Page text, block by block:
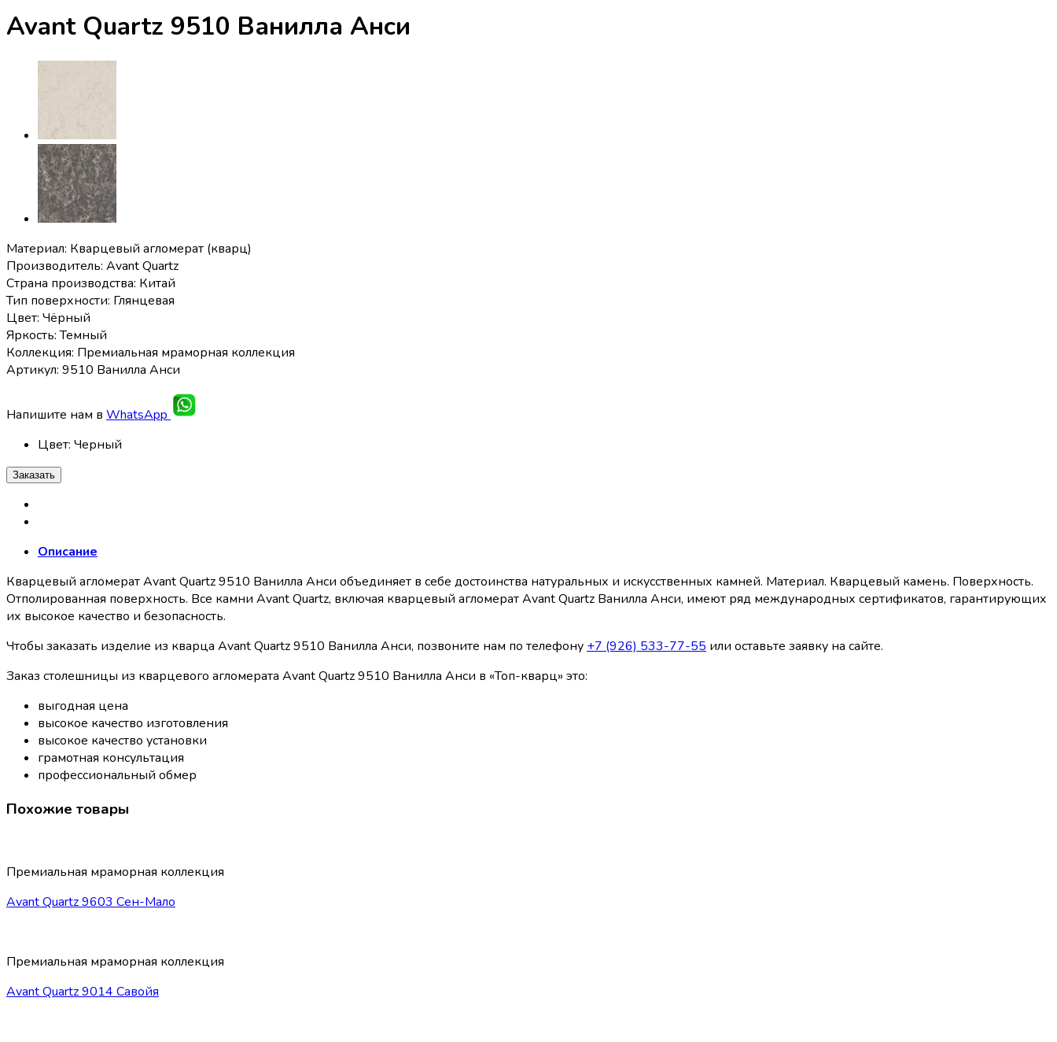
Avant Quartz 9510 Ванилла Анси
Материал: Кварцевый агломерат (кварц)
Производитель: Avant Quartz
Страна производства: Китай
Тип поверхности: Глянцевая
Цвет: Чёрный
Яркость: Темный
Коллекция: Премиальная мраморная коллекция
Артикул: 9510 Ванилла Анси
Напишите нам в WhatsApp
Цвет: Черный
Заказать
Описание
Кварцевый агломерат Avant Quartz 9510 Ванилла Анси объединяет в себе достоинства натуральных и искусственных камней. Материал. Кварцевый камень. Поверхность.
Отполированная поверхность. Все камни Avant Quartz, включая кварцевый агломерат Avant Quartz Ванилла Анси, имеют ряд международных сертификатов, гарантирующих
их высокое качество и безопасность.
Чтобы заказать изделие из кварца Avant Quartz 9510 Ванилла Анси, позвоните нам по телефону +7 (926) 533-77-55 или оставьте заявку на сайте.
Заказ столешницы из кварцевого агломерата Avant Quartz 9510 Ванилла Анси в «Топ-кварц» это:
выгодная цена
высокое качество изготовления
высокое качество установки
грамотная консультация
профессиональный обмер
Похожие товары
Премиальная мраморная коллекция
Avant Quartz 9603 Сен-Мало
Премиальная мраморная коллекция
Avant Quartz 9014 Савойя